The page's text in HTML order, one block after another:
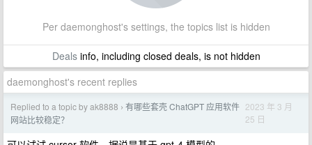
Per daemonghost's settings, the topics list is hidden
Dealsinfo, including closed deals, is not hidden
daemonghost's recent replies
Replied to a topic by ak8888 › 有哪些套壳 ChatGPT 应用软件
网站比较稳定？
2023 年 3 月
25 日